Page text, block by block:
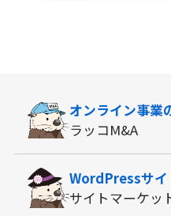
オンライン事業
ラッコM&A
WordPressサイ
サイトマーケッ